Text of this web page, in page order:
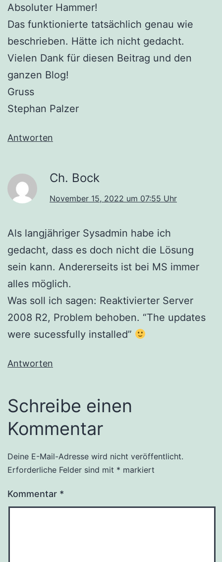
Absoluter Hammer!
Das funktionierte tatsächlich genau wie
beschrieben. Hätte ich nicht gedacht.
Vielen Dank für diesen Beitrag und den
ganzen Blog!
Gruss
Stephan Palzer
Antworten
Ch. Bock
November 15, 2022 um 07:55 Uhr
Als langjähriger Sysadmin habe ich
gedacht, dass es doch nicht die Lösung
sein kann. Andererseits ist bei MS immer
alles möglich.
Was soll ich sagen: Reaktivierter Server
2008 R2, Problem behoben. “The updates
were sucessfully installed”
Antworten
Schreibe einen
Kommentar
Deine E-Mail-Adresse wird nicht veröffentlicht.
Erforderliche Felder sind mit * markiert
Kommentar *
Alternative: